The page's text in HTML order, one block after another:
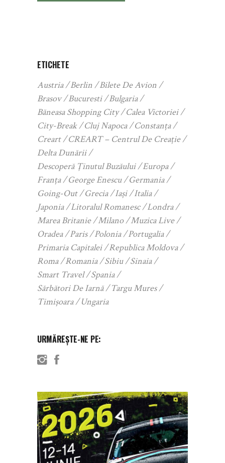
ETICHETE
Austria Berlin
Bilete De Avion
Brasov
Bucuresti
Bulgaria
Băneasa Shopping City
Calea Victoriei
City-Break
Cluj Napoca
Constanța
Creart
CREART – Centrul De Creație
Delta Dunării
Descoperă Ținutul Buzăului
Europa
Franța
George Enescu
Germania
Going-Out
Grecia Iași
Italia
Japonia
Litoralul Romanesc
Londra
Marea Britanie
Milano
Muzica Live
Oradea
Paris Polonia
Portugalia
Primaria Capitalei
Republica Moldova
Roma
Romania Sibiu
Sinaia
Smart Travel
Spania
Sărbători De Iarnă
Targu Mures
Timișoara
Ungaria
URMĂREȘTE-NE PE: